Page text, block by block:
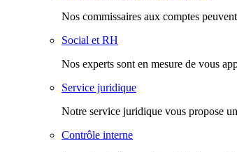
Nos commissaires aux comptes
Social et RH
Nos experts sont en mesure de vous
Service juridique
Notre service juridique vous propose
Contrôle interne